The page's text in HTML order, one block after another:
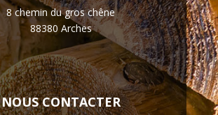
8 chemin du gros chêne
88380 Arches
NOUS CONTACTER